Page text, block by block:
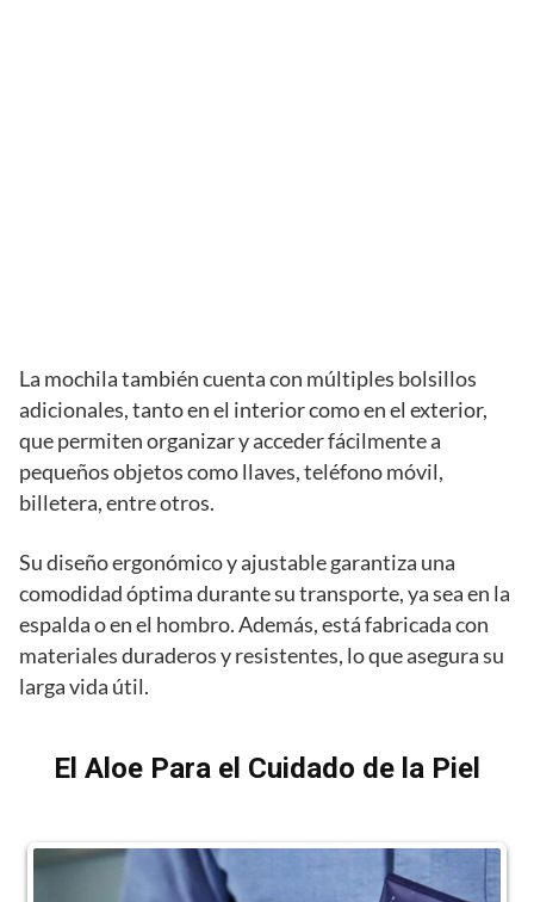
La mochila también cuenta con múltiples bolsillos
adicionales, tanto en el interior como en el exterior,
que permiten organizar y acceder fácilmente a
pequeños objetos como llaves, teléfono móvil,
billetera, entre otros.
Su diseño ergonómico y ajustable garantiza una
comodidad óptima durante su transporte, ya sea en la
espalda o en el hombro. Además, está fabricada con
materiales duraderos y resistentes, lo que asegura su
larga vida útil.
El Aloe Para el Cuidado de la Piel